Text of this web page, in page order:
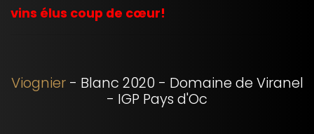
vins élus coup de cœur!
Viognier- Blanc 2020 - Domaine de Viranel
- IGP Pays d'Oc